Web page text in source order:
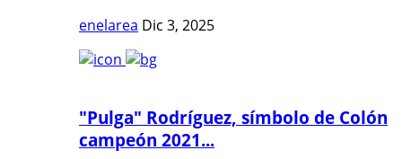
enelarea Dic 3, 2025
"Pulga" Rodríguez, símbolo de Colón
campeón 2021...